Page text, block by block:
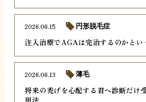
注入治療でAGAは完治するのかとい
2026.06.15 円形脱毛症
将来の禿げを心配する君へ診断だけ
用法
2026.06.13 薄毛